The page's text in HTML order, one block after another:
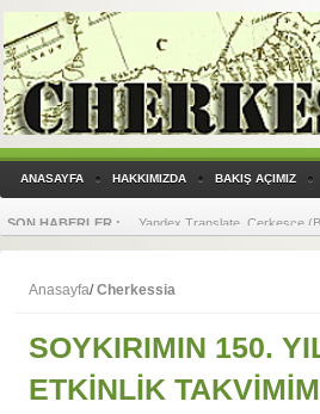
ANASAYFA HAKKIMIZDA BAKIŞ AÇIMIZ
SON HABERLER : Yandex Translate, Çerkesçe
Anasayfa/Cherkessia
SOYKIRIMIN 150.
ETKİNLİK